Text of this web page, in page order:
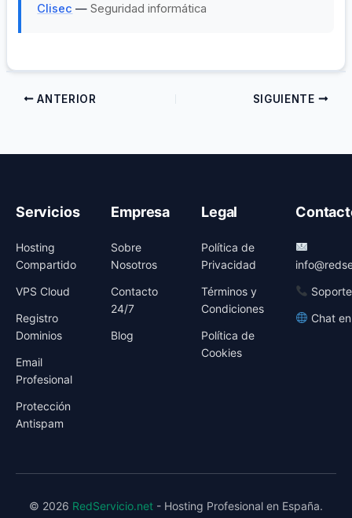
Clisec —Seguridad informática
ANTERIOR SIGUIENTE
Servicios
Hosting
Compartido
VPS Cloud
Registro
Dominios
Email
Profesional
Protección
Antispam
Empresa
Sobre
Nosotros
Contacto
24/7
Blog
Legal
Política de
Privacidad
Términos y
Condiciones
Política de
Cookies
Chat
© 2026 RedServicio.net - Hosting Profesional en España.